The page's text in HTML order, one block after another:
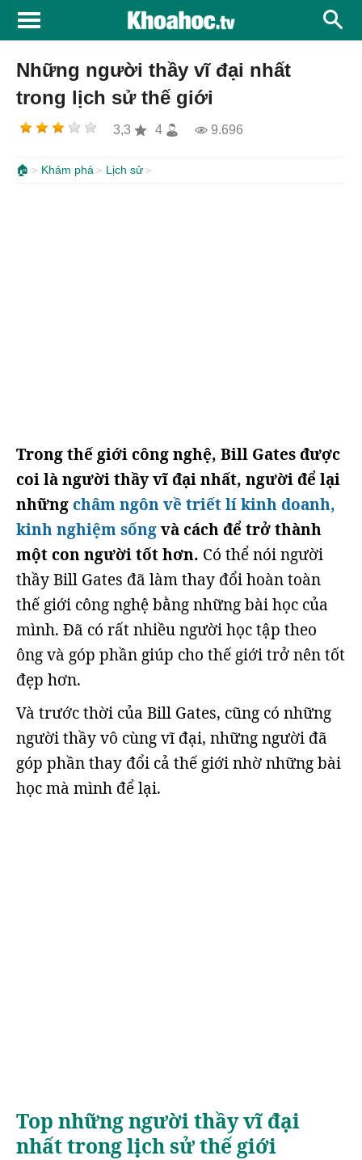
Những người thầy vĩ đại nhất
trong lịch sử thế giới
3,3 4 9.696
🏠 Khám phá Lịch sử
Trong thế giới công nghệ, Bill Gates được
coi là người thầy vĩ đại nhất, người để lại
những châm ngôn về triết lí kinh doanh,
kinh nghiệm sốngvà cách để trở thành
một con người tốt hơn. Có thể nói người
thầy Bill Gates đã làm thay đổi hoàn toàn
thế giới công nghệ bằng những bài học của
mình. Đã có rất nhiều người học tập theo
ông và góp phần giúp cho thế giới trở nên tốt
đẹp hơn.
Và trước thời của Bill Gates, cũng có những
người thầy vô cùng vĩ đại, những người đã
góp phần thay đổi cả thế giới nhờ những bài
học mà mình để lại.
Top những người thầy vĩ đại
nhất trong lịch sử thế giới